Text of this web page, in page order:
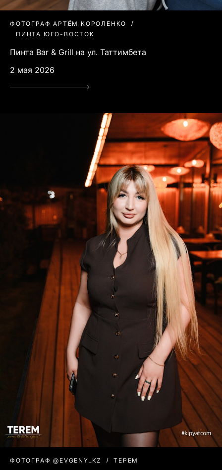
ФОТОГРАФ АРТЁМ КОРОЛЕНКО
ПИНТА ЮГО-ВОСТОК
Пинта Bar & Grill на ул. Таттимбета
2 мая 2026
ФОТОГРАФ @EVGENY_KZ ТЕРЕМ